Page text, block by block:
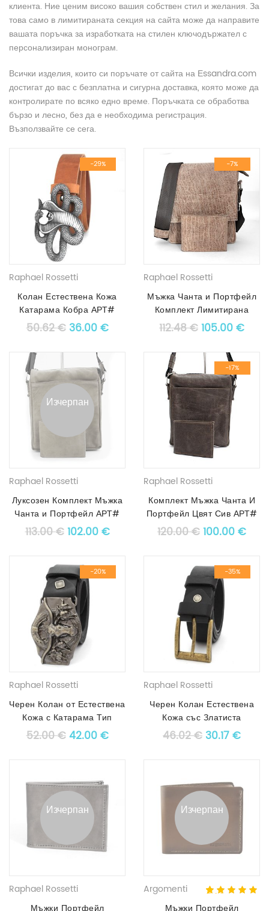
клиента. Ние ценим високо вашия собствен стил и желания. За
това само в лимитираната секция на сайта може да направите
вашата поръчка за изработката на стилен ключодържател с
персонализиран монограм.
Всички изделия, които си поръчате от сайта на Еssandra.com
достигат до вас с безплатна и сигурна доставка, която може да
контролирате по всяко едно време. Поръчката се обработва
бързо и лесно, без да е необходима регистрация.
Възползвайте се сега.
-29%
Raphael Rossetti
Колан Естествена Кожа
Катарама Кобра АРТ#
1394
50.62€ Original price was: 50.62 €.
36.00€Текущата цена е: 36.00 €.
-7%
Raphael Rossetti
Мъжка Чанта и Портфейл
Комплект Лимитирана
Серия АРТ# 3006
112.48€ Original
105.00€
Изчерпан
Raphael Rossetti
Луксозен Комплект Мъжка
Чанта и Портфейл АРТ#
9004
113.00€ Original price was: 113.00 €.
102.00€Текущата цена е: 102.00 €.
-17%
Raphael Rossetti
Комплект Мъжка Чанта И
Портфейл Цвят Сив АРТ#
9432
120.00€ Original
100.00€
-20%
Raphael Rossetti
Черен Колан от Естествена
Кожа с Катарама Тип
Уестърн АРТ# 7257
52.00€Original price was: 52.00 €.
42.00€Текущата цена е: 42.00 €.
-35%
Raphael Rossetti
Черен Колан Естествена
Кожа със Златиста
Катарама АРТ# 1557
46.02€ Original
30.17€
Изчерпан
Raphael Rossetti
Мъжки Портфейл
Изчерпан
Argomenti
5.00 out of
5
based on
1
Мъжки Портфейл